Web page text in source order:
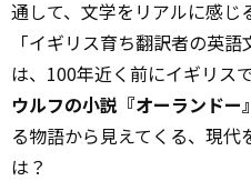
通して、文学をリアルに感
「イギリス育ち翻訳者の英
は、100年近く前にイギリス
ウルフの小説『オーランドー』
る物語から見えてくる、現代
は？